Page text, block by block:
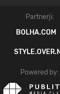
Partnerji:
BOLHA.COM
Powered by: